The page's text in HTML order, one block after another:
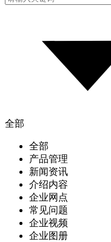
全部
全部
产品管理
新闻资讯
介绍内容
企业网点
常见问题
企业视频
企业图册